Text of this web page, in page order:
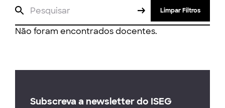
Limpar Filtros
Não foram encontrados docentes.
Subscreva a newsletter do ISEG